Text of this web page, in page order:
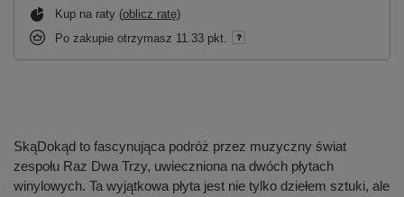
Kup na raty (oblicz ratę)
Po zakupie otrzymasz 11.33 pkt.
SkąDokąd to fascynująca podróż przez muzyczny świat
zespołu Raz Dwa Trzy, uwieczniona na dwóch płytach
winylowych. Ta wyjątkowa płyta jest nie tylko dziełem sztuki, ale